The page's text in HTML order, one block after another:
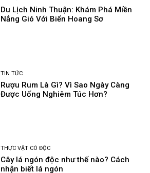
Du Lịch Ninh Thuận: Khám Phá Miền
Nắng Gió Với Biển Hoang Sơ
TIN TỨC
Rượu Rum Là Gì? Vì Sao Ngày Càng
Được Uống Nghiêm Túc Hơn?
THỰC VẬT CÓ ĐỘC
Cây lá ngón độc như thế nào? Cách
nhận biết lá ngón